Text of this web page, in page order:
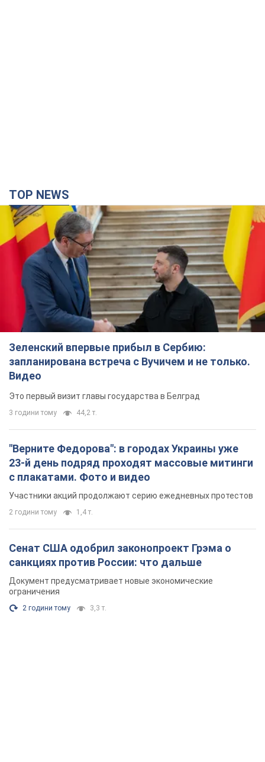
TOP NEWS
Зеленский впервые прибыл в Сербию:
запланирована встреча с Вучичем и не только.
Видео
Это первый визит главы государства в Белград
3 години тому 44,2 т.
"Верните Федорова": в городах Украины уже
23-й день подряд проходят массовые митинги
с плакатами. Фото и видео
Участники акций продолжают серию ежедневных протестов
2 години тому 1,4 т.
Сенат США одобрил законопроект Грэма о
санкциях против России: что дальше
Документ предусматривает новые экономические
ограничения
2 години тому 3,3 т.